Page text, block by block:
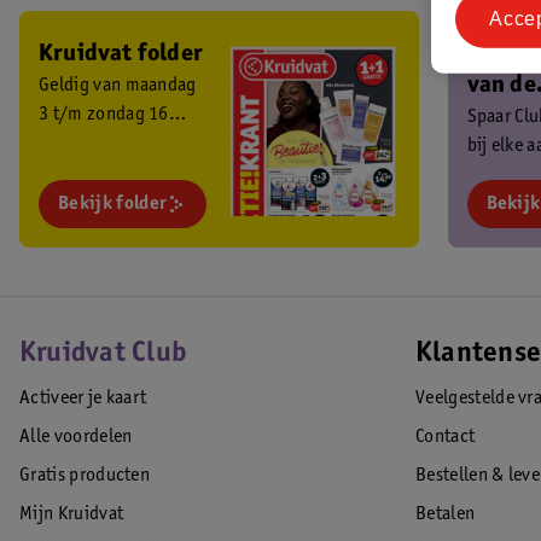
Kruidvat folder
Geldig van maandag
3 t/m zondag 16
Bekijk folder
Ben
van de
Club?
Spaar
bij elke
Kruidvat Club
Activeer je kaart
Alle voordelen
Gratis producten
Mijn Kruidvat
Veelgestelde
Contact
Bestellen &
Betalen